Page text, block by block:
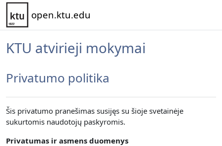
Pereiti į pagrindinį turinį
open.ktu.edu
KTU atvirieji mokymai
Privatumo politika
Šis privatumo pranešimas susijęs su šioje svetainėje
sukurtomis naudotojų paskyromis.
Privatumas ir asmens duomenys